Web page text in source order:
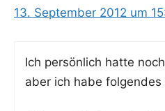
13. September 2012 um
Ich per­sön­lich hat­te
aber ich habe